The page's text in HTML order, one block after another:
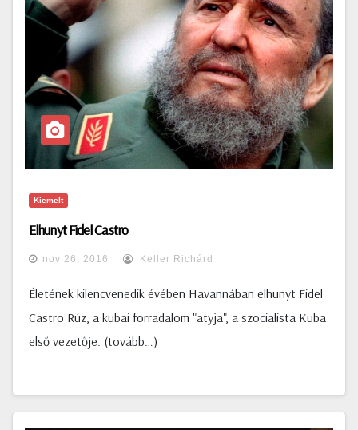
Kiemelt
Elhunyt Fidel Castro
nov 26, 2016 Keller Richárd
Életének kilencvenedik évében Havannában elhunyt Fidel
Castro Rúz, a kubai forradalom "atyja", a szocialista Kuba
első vezetője. (tovább…)